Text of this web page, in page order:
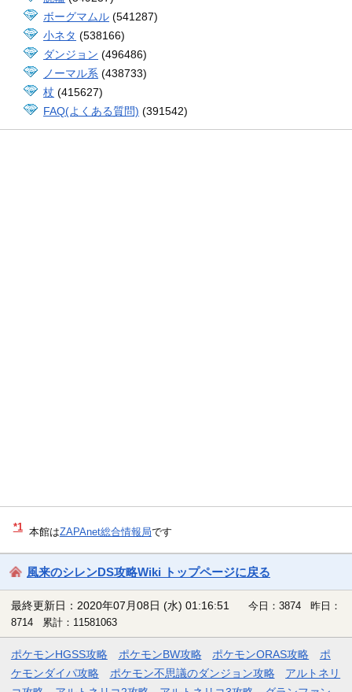
ボーグマムル (541287)
小ネタ (538166)
ダンジョン (496486)
ノーマル系 (438733)
杖 (415627)
FAQ(よくある質問) (391542)
*1 本館はZAPAnet総合情報局です
風来のシレンDS攻略Wiki トップページに戻る
最終更新日：2020年07月08日 (水) 01:16:51
今日：3874 昨日：
8714 累計：11581063
ポケモンHGSS攻略 ポケモンBW攻略 ポケモンORAS攻略
ポ
ケモンダイパ攻略
ポケモン不思議のダンジョン攻略
アルトネリ